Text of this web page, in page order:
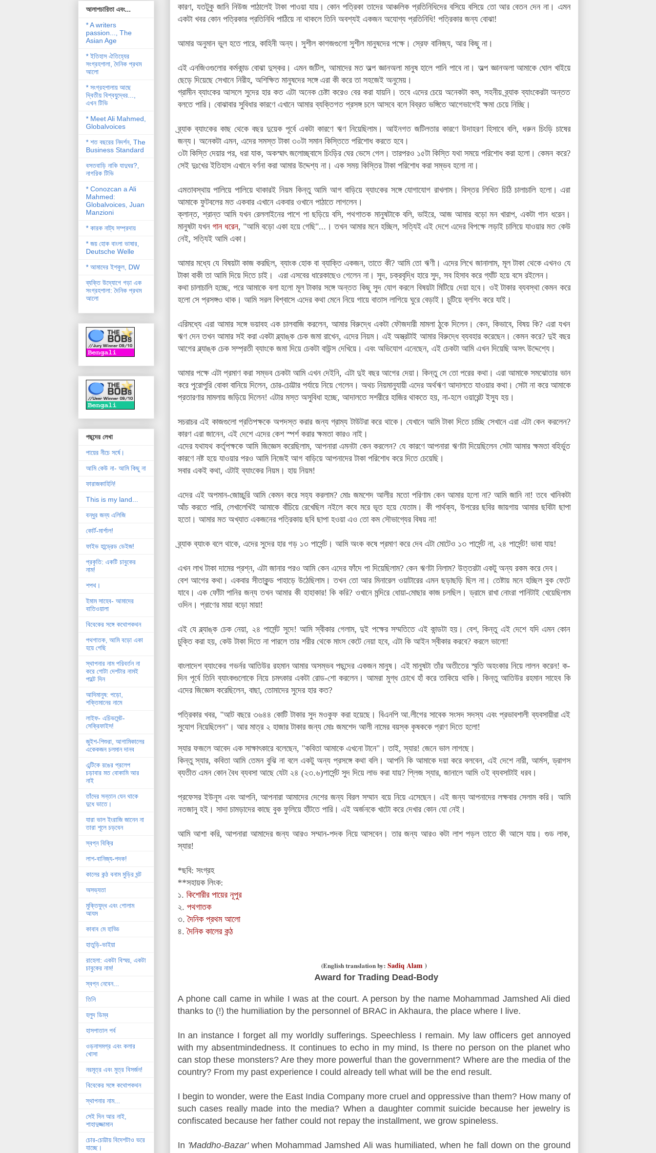
কারণ, যতটুকু জানি নিউজ পাঠালেই টাকা পাওয়া যায়। কোন পত্রিকা তাদের আঞ্চলিক প্রতিনিধিদের বসিয়ে বসিয়ে তো আর বেতন দেন না। এমন
একটা খবর কোন পত্রিকার প্রতিনিধি পাঠিয়ে না থাকলে তিনি অবশ্যই একজন অযোগ্য প্রতিনিধি! পত্রিকার জন্য বোঝা!
আমার অনুমান ভুল হতে পারে, কাহিনী অন্য। সুশীল কাগজগুলো সুশীল মানুষদের পক্ষে। স্রেফ বানিজ্য, আর কিছু না।
এই এনজিওগুলোর কর্মকান্ড বোঝা দুস্কর। এমন জটিল, আমাদের মত অল্প জ্ঞানঅলা মানুষ হালে পানি পাবে না। অল্প জ্ঞানঅলা আমাকে ঘোল খাইয়ে
ছেড়ে দিয়েছে সেখানে নিরীহ, অশিক্ষিত মানুষদের সঙ্গে এরা কী করে তা সহজেই অনুমেয়।
গ্রামীন ব্যাংকের আসলে সুদের হার কত এটা অনেক চেষ্টা করেও বের করা যায়নি। তবে এদের চেয়ে অনেকটা কম, সহনীয় ব্র্যাক ব্যাংকেরটা অন্তত
বলতে পারি। বোঝাবার সুবিধার কারণে এখানে আমার ব্যক্তিগত প্রসঙ্গ চলে আসবে বলে বিব্রত ভঙ্গিতে আগেভাগেই ক্ষমা চেয়ে নিচ্ছি।
ব্র্যাক ব্যাংকের কাছ থেকে বছর দুয়েক পূর্বে একটা কারণে ঋণ নিয়েছিলাম। আইনগত জটিলতার কারণে উদাহরণ হিসাবে বলি, ধরুন চিংড়ি চাষের
জন্য। অনেকটা এমন, এদের সমস্ত টাকা ৩০টা সমান কিস্তিতে পরিশোধ করতে হবে।
৩টা কিস্তি দেয়ার পর, ধরা যাক, অকস্মাৎ জলোচ্ছ্বাসে চিংড়ির ঘের ভেসে গেল। তারপরও ১৫টা কিস্তি যথা সময়ে পরিশোধ করা হলো। কেমন করে?
সেই দুঃখের ইতিহাস এখানে বর্ণনা করা আমার উদ্দেশ্য না। এক সময় কিস্তির টাকা পরিশোধ করা সম্ভব হলো না।
এমতাবস্থায় পালিয়ে পালিয়ে থাকারই নিয়ম কিন্তু আমি আগ বাড়িয়ে ব্যাংকের সঙ্গে যোগাযোগ রাখলাম। বিস্তর লিখিত চিঠি চালাচালি হলো। এরা
আমাকে ফুটবলের মত একবার এখানে একবার ওখানে পাঠাতে লাগলেন।
ক্লান্ত, শ্রান্ত আমি যখন রেললাইনের পাশে পা ছড়িয়ে বসি, পথগাতক মানুষটাকে বলি, ভাইরে, আজ আমার বড়ো মন খারাপ, একটা গান ধরেন।
মানুষটা যখন গান ধরেন, "আমি বড়ো একা হয়ে গেছি"...। তখন আমার মনে হচ্ছিল, সত্যিই এই দেশে এদের বিপক্ষে লড়াই চালিয়ে যাওয়ার মত কেউ
নেই, সত্যিই আমি একা।
আমার মধ্যে যে বিষয়টা কাজ করছিল, ব্যাংক হোক বা ব্যাক্তি একজন, তাতে কী? আমি তো ঋণী। এদের লিখে জানালাম, মূল টাকা থেকে এখনও যে
টাকা বাকী তা আমি দিয়ে দিতে চাই। এরা এসবের ধারেকাছেও গেলেন না। সুদ, চক্রবৃদ্ধি হারে সুদ, সব হিসাব করে গ্যাঁট হয়ে বসে রইলেন।
কথা চালাচালি হচ্ছে, পরে আমাকে বলা হলো মূল টাকার সঙ্গে অন্তত কিছু সুদ যোগ করলে বিষয়টা মিটিয়ে দেয়া হবে। ওই টাকার ব্যবস্থা কেমন করে
হলো সে প্রসঙ্গও থাক। আমি সরল বিশ্বাসে এদের কথা মেনে নিয়ে গায়ে বাতাস লাগিয়ে ঘুরে বেড়াই। চুটিয়ে ব্লগিং করে যাই।
এরিমধ্যে এরা আমার সঙ্গে ভয়াবহ এক চালবাজি করলেন, আমার বিরুদ্ধে একটা ফৌজদারী মামলা ঠুকে দিলেন। কেন, কিভাবে, বিষয় কি? এরা যখন
ঋণ দেন তখন আমার সই করা একটা ব্ল্যাঙ্ক চেক জমা রাখেন, এদের নিয়ম। এই অস্ত্রটাই আমার বিরুদ্ধে ব্যবহার করেছেন। কেমন করে? দুই বছর
আগেরব্ল্যাঙ্ক চেক সম্প্রতী ব্যাংকে জমা দিয়ে চেকটা বাউন্স দেখিয়ে। এবং অভিযোগ এনেছেন, এই চেকটা আমি এখন দিয়েছি অসৎ উদ্দেশ্যে।
আমার পক্ষে এটা প্রমাণ করা সম্ভব চেকটা আমি এখন দেইনি, এটা দুই বছর আগের দেয়া। কিন্তু সে তো পরের কথা। এরা আমাকে সমঝোতার ভান
করে পুরোপুরি বোকা বানিয়ে দিলেন, চোর-চোট্টার পর্যায়ে নিয়ে গেলেন। অথচ নিয়মানুযায়ী এদের অর্থঋণ আদালতে যাওয়ার কথা। সেটা না করে আমাকে
প্রতারণার মামলায় জড়িয়ে দিলেন! এটার মস্ত অসুবিধা হচ্ছে, আদালতে সশরীরে হাজির থাকতে হয়, না-হলে ওয়ারেন্ট ইস্যু হয়।
সচরাচর এই কাজগুলো প্রতিপক্ষকে অপদস্ত করার জন্য গ্রাম্য টাউটরা করে থাকে। যেখানে আমি টাকা দিতে চাচ্ছি সেখানে এরা এটা কেন করলেন?
কারণ এরা জানেন, এই দেশে এদের কেশ স্পর্শ করার ক্ষমতা কারও নাই।
এদের যথাযথ কর্তৃপক্ষকে আমি জিজ্ঞেস করেছিলাম, আপনারা এমনটা কেন করলেন? যে কারণে আপনারা ঋণটা দিয়েছিলেন সেটা আমার ক্ষমতা বহির্ভুত
কারণে নষ্ট হয়ে যাওয়ার পরও আমি নিজেই আগ বাড়িয়ে আপনাদের টাকা পরিশোধ করে দিতে চেয়েছি।
সবার একই কথা, এটাই ব্যাংকের নিয়ম। হায় নিয়ম!
এদের এই অপমান-জোচ্চুরি আমি কেমন করে সহ্য করলাম?মোঃ জমশেদ আলীর মতো পরিণাম কেন আমার হলো না? আমি জানি না! তবে খানিকটা
আঁচ করতে পারি, লেখালেখিই আমাকে বাঁচিয়ে রেখেছিল নইলে কবে মরে ভূত হয়ে যেতাম। কী পার্থক্য, উপরের ছবির জায়গায় আমার ছবিটা ছাপা
হতো। আমার মত অখ্যাত একজনের পত্রিকায় ছবি ছাপা হওয়া এও তো কম সৌভাগ্যের বিষয় না!
ব্র্যাক ব্যাংক বলে থাকে, এদের সুদের হার গড় ১৩ পার্সেন্ট। আমি অংক কষে প্রমাণ করে দেব এটা মোটেও ১৩ পার্সেন্ট না, ২৪ পার্সেন্ট! ভাবা যায়!
এখন লাখ টাকা দামের প্রশ্ন, এটা জানার পরও আমি কেন এদের ফাঁদে পা দিয়েছিলাম? কেন ঋণটা নিলাম? উত্তরটা একটু অন্য রকম করে দেব।
বেশ আগের কথা। একবার সীতাকুন্ড পাহাড়ে উঠেছিলাম। তখন তো আর মিনারেল ওয়াটারের এমন ছড়াছড়ি ছিল না। তেষ্টায় মনে হচ্ছিল বুক ফেটে
যাবে। এক ফোঁটা পানির জন্য তখন আমার কী হাহাকার! কি করি? ওখানে মন্দিরে ধোয়া-মোছার কাজ চলছিল। ড্রামে রাখা নোংরা পানিটাই খেয়েছিলাম
ওদিন। প্রাণের মায়া বড়ো মায়া!
এই যে ব্ল্যাঙ্ক চেক নেয়া, ২৪ পার্সেন্ট সুদে! আমি স্বীকার গেলাম, দুই পক্ষের সম্মতিতে এই কান্ডটা হয়। বেশ, কিন্তু এই দেশে যদি এমন কোন
চুক্তি করা হয়, কেউ টাকা দিতে না পারলে তার শরীর থেকে মাংস কেটে নেয়া হবে, এটা কি আইন স্বীকার করবে? করলে ভালো!
বাংলাদেশ ব্যাংকের গভর্নর আতিউর রহমান আমার অসম্ভব পছন্দের একজন মানুষ। এই মানুষটা তাঁর অতীতের স্মৃতি অহংকার নিয়ে লালন করেন! ক-
দিন পূর্বে তিনি ব্যাংকগুলোকে নিয়ে চমৎকার একটা রোড-শো করলেন। আমরা মুগ্ধ চোখে হাঁ করে তাকিয়ে থাকি। কিন্তু আতিউর রহমান সাহেব কি
এদের জিজ্ঞেস করেছিলেন, বাছা, তোমাদের সুদের হার কত?
পত্রিকার খবর, "আট বছরে ৩৬৪৪ কোটি টাকার সুদ মওকুফ করা হয়েছে। বিএনপি আ.লীগের সাবেক সংসদ সদস্য এবং প্রভাবশালী ব্যবসায়ীরা এই
সুযোগ নিয়েছিলেন"। আর মাত্র ২ হাজার টাকার জন্য মোঃ জমশেদ আলীনামের বয়স্ক কৃষককে প্রাণ দিতে হলো!
স্যার ফজলে আবেদ এক সাক্ষাৎকারে বলেছেন, "কবিতা আমাকে এখনো টানে"। তাই, স্যার! জেনে ভাল লাগছে।
কিন্তু স্যার, কবিতা আমি তেমন বুঝি না বলে একটু অন্য প্রসঙ্গে কথা বলি। আপনি কি আমাকে দয়া করে বলবেন, এই দেশে নারী, আর্মস, ড্রাগস
ব্যতীত এমন কোন বৈধ ব্যবসা আছে যেটা ২৪ (২৩.৬)পার্সেন্ট সুদ দিয়ে লাভ করা যায়? প্লিজ স্যার, জানালে আমি ওই ব্যবসাটাই ধরব।
প্রফেসর ইউনূস এবং আপনি, আপনারা আমাদের দেশের জন্য বিরল সম্মান বয়ে নিয়ে এসেছেন। এই জন্য আপনাদের লক্ষবার সেলাম করি। আমি
নতজানু হই। সাদা চামড়াদের কাছে বুক ফুলিয়ে হাঁটতে পারি। এই অর্জনকে খাটো করে দেখার কোন যো নেই।
আমি আশা করি, আপনারা আমাদের জন্য আরও সম্মান-পদক নিয়ে আসবেন। তার জন্য আরও কটা লাশ পড়ল তাতে কী আসে যায়। গুড লাক,
স্যার!
*ছবি: সংগ্রহ
**সহায়ক লিংক:
১. কিশোরীর পায়ের নূপুর
২. পথগাতক
৩.দৈনিক প্রথম আলো
৪.দৈনিক কালের কন্ঠ
(English translation by: Sadiq Alam)
Award for Trading Dead-Body
A phone call came in while I was at the court. A person by the name Mohammad Jamshed Ali died
thanks to (!) the humiliation by the personnel of BRAC in Akhaura, the place where I live.
In an instance I forget all my worldly sufferings. Speechless I remain. My law officers get annoyed
with my absentmindedness. It continues to echo in my mind, Is there no person on the planet who
can stop these monsters? Are they more powerful than the government? Where are the media of the
country? From my past experience I could already tell what will be the end result.
I begin to wonder, were the East India Company more cruel and oppressive than them? How many of
such cases really made into the media? When a daughter commit suicide because her jewelry is
confiscated because her father could not repay the installment, we grow spineless.
In 'Maddho-Bazar'when Mohammad Jamshed Ali was humiliated, when he fall down on the ground
আলাপচারিতা এবং...
* A writers
passion..., The
Asian Age
* ইতিহাস ঐতিহ্যের
সংগ্রহশালা, দৈনিক প্রথম
আলো
* সংগ্রহশালায় আছে
দ্বিতীয় বিশ্বযু্দ্ধের...,
এখন টিভি
* Meet Ali Mahmed,
Globalvoices
* শত বছরের নিদর্শন, The
Business Standard
বসতবাড়ি নাকি যাদুঘর?,
নাগরিক টিভি
* Conozcan a Ali
Mahmed:
Globalvoices, Juan
Manzioni
* কারক নাট্য সম্প্রদায়
* জয় হোক বাংলা ভাষার,
Deutsche Welle
* আমাদের ইশকুল, DW
ব্যক্তি উদ্যোগে গড়া এক
সংগ্রহশালা: দৈনিক প্রথম
আলো
পছন্দের লেখা
পায়ের নীচে সর্ষে।
আমি কেউ না- আমি কিছু না
ফারাজকাহিনি!
This is my land...
বন্ধুর জন্য এলিজি
কোর্ট-মার্শাল!
ফাইভ হান্ড্রেড ডেইজ!
প্রকৃতি: একটি চাবুকের
নাম!
শপথ।
ইমাম সাহেব- আমাদের
বাতিওয়ালা
বিবেকের সঙ্গে কথোপকথন
পথগাতক, আমি বড়ো একা
হয়ে গেছি
স্থাপনার নাম পরিবর্তন না
করে গোটা দেশটার নামই
পাল্টে দিন
আদিমানুষ: পড়ো,
শক্তিমানের নামে
লাইফ- এচিভমেন্ট-
সেক্রিফাইস!
জুইশ-শিশুরা, আগামিকালের
একেকজন চলমান দানব
এন্টিকে রঙের প্রলেপ
চড়াবার মত বোকামি আর
নাই
তাঁদের সন্তান যেন থাকে
দুধে ভাতে।
যারা ভাল ইংরাজি জানেন না
তারা শূলে চড়বেন
স্বপ্ন বিক্রি
লাশ-বানিজ্য-পদক!
কালের কন্ঠ বনাম মুড়ির ঘন্ট
অসভ্যতা
মুক্তিযুদ্ধ এবং গোলাম
আযম
কাবাব মে হাড্ডি
হাতুড়ি-ভাইয়া
রাহেলা: একটা বিস্ময়, একটা
চাবুকের নাম!
স্বপ্ন নেবেন...
তিনি
হলুদ ডিম্ব
হাসপাতাল পর্ব
ওড়নাসমগ্র এবং কলার
খোসা
নরমূত্র এবং মুত্র বিসর্জন!
বিবেকের সঙ্গে কথোপকথন
স্থাপনার নাম...
সেই দিন আর নাই,
শাহাদুজ্জামান
চোর-চোট্টায় বিদেশটাও ভরে
যাচ্ছে।